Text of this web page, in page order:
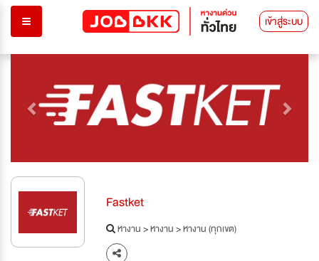
เข้าสู่ระบบ
Fastket
หางาน>หางาน>หางาน (ทุกเขต)